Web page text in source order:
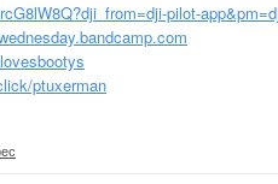
pilot-
ptuxerman